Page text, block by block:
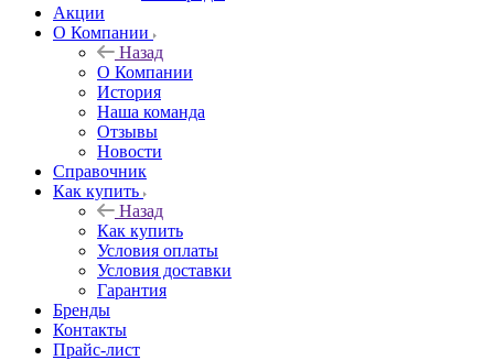
Акции
О Компании
Назад
О Компании
История
Наша команда
Отзывы
Новости
Справочник
Как купить
Назад
Как купить
Условия оплаты
Условия доставки
Гарантия
Бренды
Контакты
Прайс-лист